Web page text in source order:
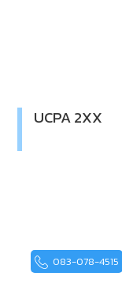
UCPA 2XX
083-078-4515